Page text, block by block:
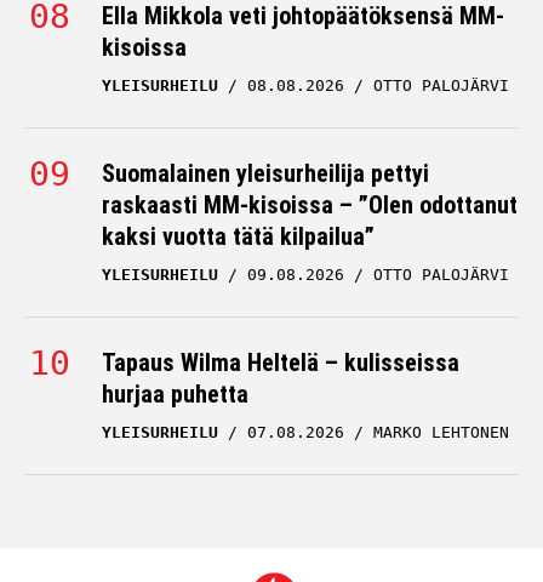
Ella Mikkola veti johtopäätöksensä MM-
kisoissa
YLEISURHEILU 08.08.2026 OTTO PALOJÄRVI
Suomalainen yleisurheilija pettyi
raskaasti MM-kisoissa – ”Olen odottanut
kaksi vuotta tätä kilpailua”
YLEISURHEILU 09.08.2026 OTTO PALOJÄRVI
Tapaus Wilma Heltelä – kulisseissa
hurjaa puhetta
YLEISURHEILU 07.08.2026 MARKO LEHTONEN